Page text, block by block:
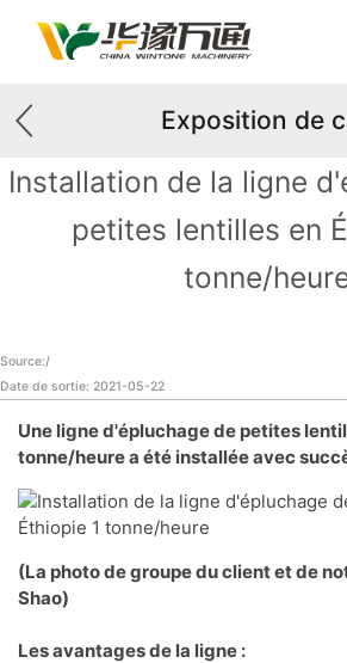
Exposition de
Installation de la ligne
petites lentilles en
tonne/
Source:/
Date de sortie: 2021-05-22
Une ligne d'épluchage de petites
tonne/heure a été installée avec
(La photo de groupe du client et de
Shao)
Les avantages de la ligne :